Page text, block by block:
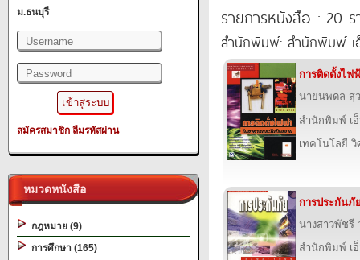
ม.ธนบุรี
สมัครสมาชิก ลืมรหัสผ่าน
หมวดหนังสือ
กฎหมาย (9)
การศึกษา (165)
รายการหนังสือ : 20 ร
สำนักพิมพ์: สำนักพิมพ์ เ
การติดตั้งไฟ
นายนพดล สุ
สำนักพิมพ์ เ
เทคโนโลยี
การประกันภั
นางสาวพัชรี
สำนักพิมพ์ เ